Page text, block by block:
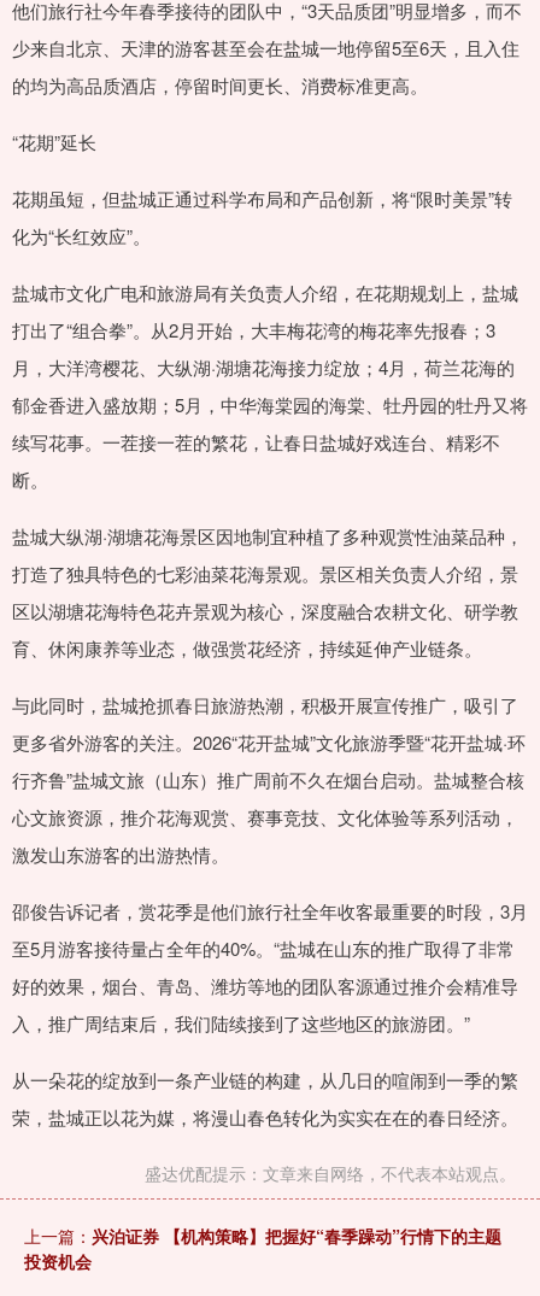
他们旅行社今年春季接待的团队中，“3天品质团”明显增多，而不
少来自北京、天津的游客甚至会在盐城一地停留5至6天，且入住
的均为高品质酒店，停留时间更长、消费标准更高。
“花期”延长
花期虽短，但盐城正通过科学布局和产品创新，将“限时美景”转
化为“长红效应”。
盐城市文化广电和旅游局有关负责人介绍，在花期规划上，盐城
打出了“组合拳”。从2月开始，大丰梅花湾的梅花率先报春；3
月，大洋湾樱花、大纵湖·湖塘花海接力绽放；4月，荷兰花海的
郁金香进入盛放期；5月，中华海棠园的海棠、牡丹园的牡丹又将
续写花事。一茬接一茬的繁花，让春日盐城好戏连台、精彩不
断。
盐城大纵湖·湖塘花海景区因地制宜种植了多种观赏性油菜品种，
打造了独具特色的七彩油菜花海景观。景区相关负责人介绍，景
区以湖塘花海特色花卉景观为核心，深度融合农耕文化、研学教
育、休闲康养等业态，做强赏花经济，持续延伸产业链条。
与此同时，盐城抢抓春日旅游热潮，积极开展宣传推广，吸引了
更多省外游客的关注。2026“花开盐城”文化旅游季暨“花开盐城·环
行齐鲁”盐城文旅（山东）推广周前不久在烟台启动。盐城整合核
心文旅资源，推介花海观赏、赛事竞技、文化体验等系列活动，
激发山东游客的出游热情。
邵俊告诉记者，赏花季是他们旅行社全年收客最重要的时段，3月
至5月游客接待量占全年的40%。“盐城在山东的推广取得了非常
好的效果，烟台、青岛、潍坊等地的团队客源通过推介会精准导
入，推广周结束后，我们陆续接到了这些地区的旅游团。”
从一朵花的绽放到一条产业链的构建，从几日的喧闹到一季的繁
荣，盐城正以花为媒，将漫山春色转化为实实在在的春日经济。
盛达优配提示：文章来自网络，不代表本站观点。
上一篇： 兴泊证券 【机构策略】把握好“春季躁动”行情下的主题
投资机会